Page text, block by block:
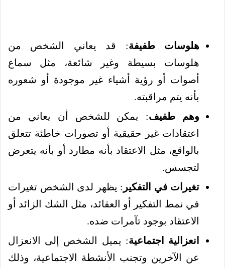
هلوسات طفيفة: قد يعاني الشخص من
هلوسات بسيطة وغير شائعة، مثل سماع
أصوات أو رؤية أشياء غير موجودة أو شعوره
بأنه يتم مراقبته.
وهم طفيف: يمكن للشخص أن يعاني من
اعتقادات غير حقيقية أو تصورات خاطئة تتعلق
بالواقع، مثل الاعتقاد بأنه مطارد أو بأنه يتعرض
لتجسس.
تغيرات في التفكير : يظهر لدى الشخص تغيرات
في نمط التفكير أو العقائد، مثل الشك الزائد أو
الاعتقاد بوجود تآمرات ضده.
انعزالية اجتماعية: يميل الشخص إلى الانعزال
عن الآخرين وتجنب الأنشطة الاجتماعية، وذلك